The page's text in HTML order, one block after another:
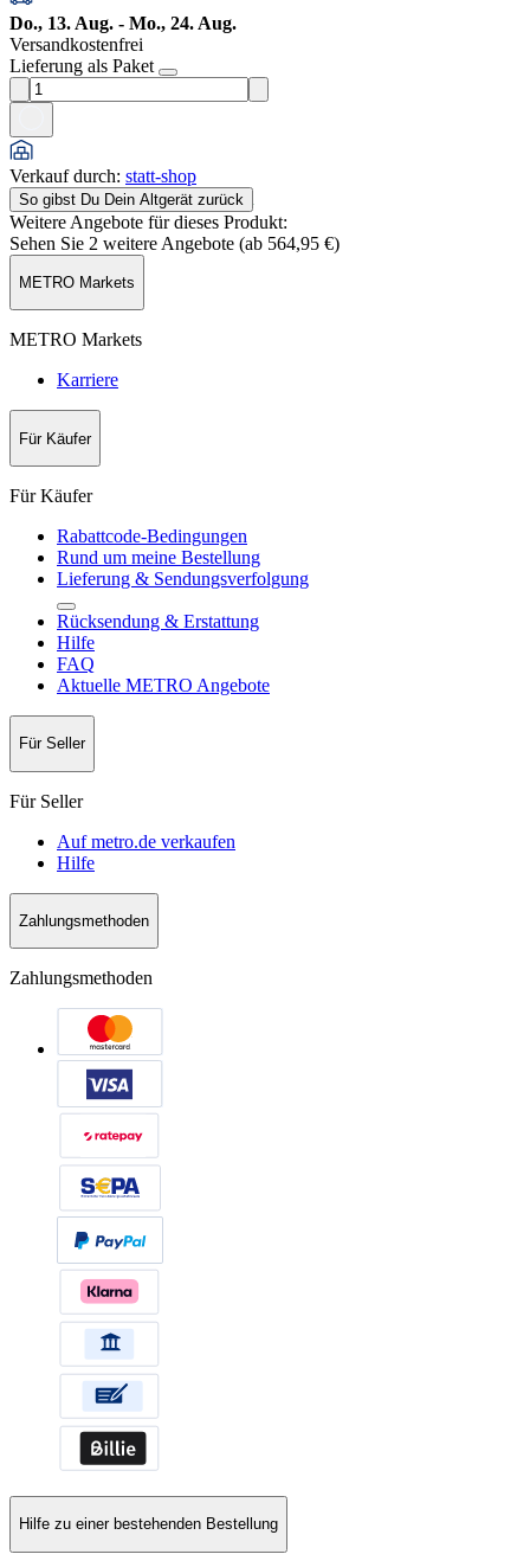
Do., 13. Aug. - Mo., 24. Aug.
Versandkostenfrei
Lieferung als Paket
Verkauf durch: statt-shop
So gibst Du Dein Altgerät zurück
Weitere Angebote für dieses Produkt:
Sehen Sie 2 weitere Angebote (ab 564,95 €)
METRO Markets
METRO Markets
Karriere
Für Käufer
Für Käufer
Rabattcode-Bedingungen
Rund um meine Bestellung
Lieferung & Sendungsverfolgung
Rücksendung & Erstattung
Hilfe
FAQ
Aktuelle METRO Angebote
Für Seller
Für Seller
Auf metro.de verkaufen
Hilfe
Zahlungsmethoden
Zahlungsmethoden
Hilfe zu einer bestehenden Bestellung